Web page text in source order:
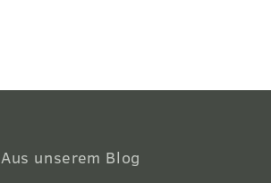
Aus unserem Blog